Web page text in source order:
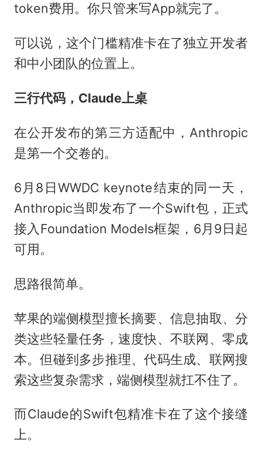
token费用。你只管来写App就完了。
可以说，这个门槛精准卡在了独立开发者
和中小团队的位置上。
三行代码，Claude上桌
在公开发布的第三方适配中，Anthropic
是第一个交卷的。
6月8日WWDC keynote结束的同一天，
Anthropic当即发布了一个Swift包，正式
接入Foundation Models框架，6月9日起
可用。
思路很简单。
苹果的端侧模型擅长摘要、信息抽取、分
类这些轻量任务，速度快、不联网、零成
本。但碰到多步推理、代码生成、联网搜
索这些复杂需求，端侧模型就扛不住了。
而Claude的Swift包精准卡在了这个接缝
上。